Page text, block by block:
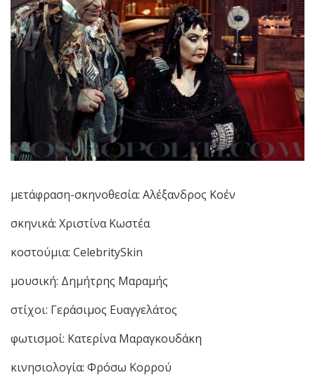
μετάφραση-σκηνοθεσία: Αλέξανδρος Κοέν
σκηνικά: Χριστίνα Κωστέα
κοστούμια: CelebritySkin
μουσική: Δημήτρης Μαραμής
στίχοι: Γεράσιμος Ευαγγελάτος
φωτισμοί: Κατερίνα Μαραγκουδάκη
κινησιολογία: Φρόσω Κορρού